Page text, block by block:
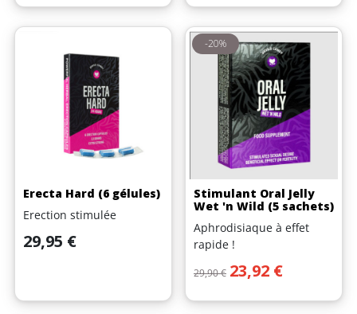
(5 avis)
Erecta Hard (6 gélules)
Erection stimulée
Prix
29,95 €
Stimulant Oral Jelly
Wet 'n Wild (5 sachets)
Aphrodisiaque à effet
rapide !
Prix de base
29,90 € Prix
23,92 €
-20%